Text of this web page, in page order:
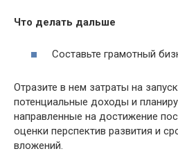
Что делать дальше
Составьте грамотный
Отразите в нем затраты на
потенциальные доходы и
направленные на достижение
оценки перспектив развития и
вложений.